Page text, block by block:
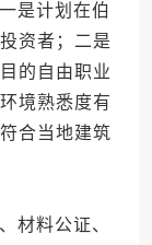
是计划在伯
资者；二是
的自由职业
境熟悉度有
合当地建筑
料公证、